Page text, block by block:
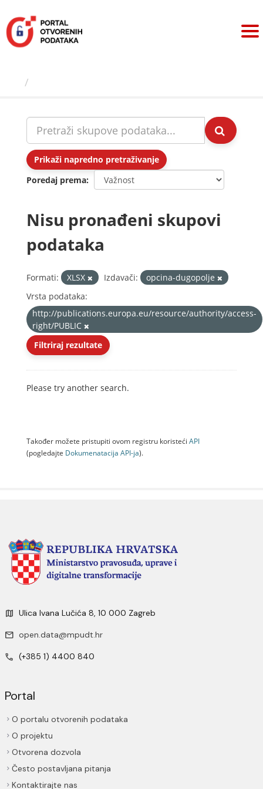
sadržaj
Prikaži napredno pretraživanje
Poredaj prema
Nisu pronađeni skupovi
podataka
Formati: XLSX Izdavači:
opcina-dugopolje
Vrsta podataka:
http://publications.europa.eu/resource/authority/access-
right/PUBLIC
Filtriraj rezultate
Please try another search.
Također možete pristupiti ovom registru koristeći API
(pogledajte Dokumenаtаcijа API-jа).